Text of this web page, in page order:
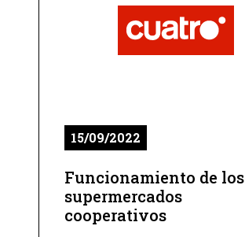
15/09/2022
Funcionamiento de los
supermercados
cooperativos